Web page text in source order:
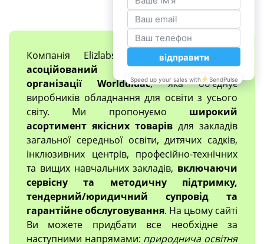
Компанія Elizlabs
єдиний в Україні
асоційований член міжнародної
організації Worlddidac, яка об'єднує
виробників обладнання для освіти з усього
світу. Ми пропонуємо широкий
асортимент якісних товарів для закладів
загальної середньої освіти, дитячих садків,
інклюзивних центрів, професійно-технічних
та вищих навчальних закладів, включаючи
сервісну та методичну підтримку,
тендерний/юридичний супровід та
гарантійне обслуговування. На цьому сайті
Ви можете придбати все необхідне за
наступними напрямами: природнича освітня